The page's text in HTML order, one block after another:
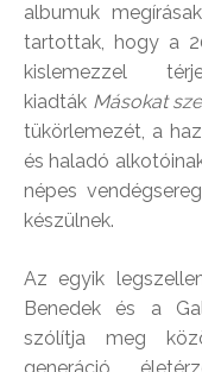
albumuk
tartottak, hogy a
kislemezzel
kiadták Másokat
tükörlemezét, a
és haladó
népes
készülnek.
Az egyik
Benedek és a
szólítja meg